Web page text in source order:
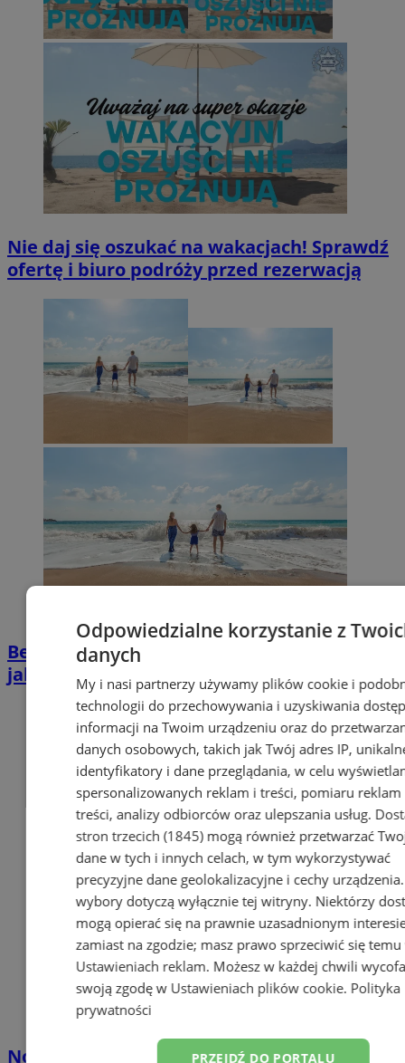
Nie daj się oszukać na wakacjach! Sprawdź
ofertę i biuro podróży przed rezerwacją
Bezpieczne wakacje 2025 – poradnik Policji:
jak chronić siebie, dzieci i dom
Nowi ratownicy WOPR złożyli ślubowanie.
Odpowiedzialne korzystanie z
danych
My i nasi partnerzy używamy plików cookie i
technologii do przechowywania i uzyskiwania
informacji na Twoim urządzeniu oraz do
danych osobowych, takich jak Twój adres IP,
identyfikatory i dane przeglądania, w celu
spersonalizowanych reklam i treści, pomiaru reklam
treści, analizy odbiorców oraz ulepszania usług.
stron trzecich (1845)mogą również przetwarzać
dane w tych i innych celach, w tym wykorzystywać
precyzyjne dane geolokalizacyjne i cechy
wybory dotyczą wyłącznie tej witryny. Niektórzy
mogą opierać się na prawnie uzasadnionym
zamiast na zgodzie; masz prawo sprzeciwić się temu
Ustawieniach reklam. Możesz w każdej chwili
swoją zgodę w Ustawieniach plików cookie. Polityka
prywatności
PRZEJDŹ DO PORTALU